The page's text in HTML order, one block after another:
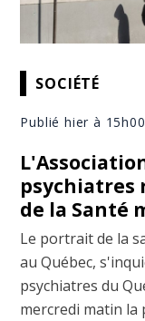
SOCIÉTÉ
Publié hier à 15h00
psychiatres
de la Santé
Le portrait de la
au Québec,
psychiatres du
mercredi matin la